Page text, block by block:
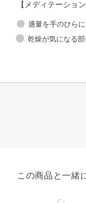
【メディテーショ
適量を手のひら
乾燥が気になる部
この商品と一緒